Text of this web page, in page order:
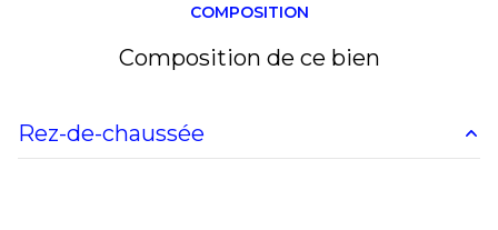
COMPOSITION
Composition de ce bien
Rez-de-chaussée